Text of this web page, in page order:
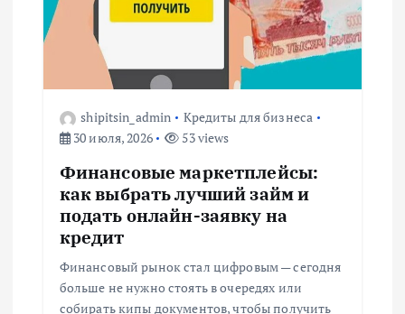
shipitsin_admin
Кредиты для бизнеса
30 июля, 2026
53 views
Финансовые маркетплейсы:
как выбрать лучший займ и
подать онлайн-заявку на
кредит
Финансовый рынок стал цифровым — сегодня
больше не нужно стоять в очередях или
собирать кипы документов, чтобы получить